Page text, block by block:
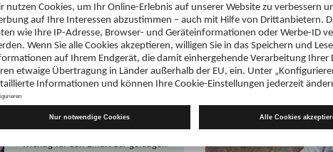
Das Gedächtnis
trainieren
Regelmäßiges Gedächtnistraining ist